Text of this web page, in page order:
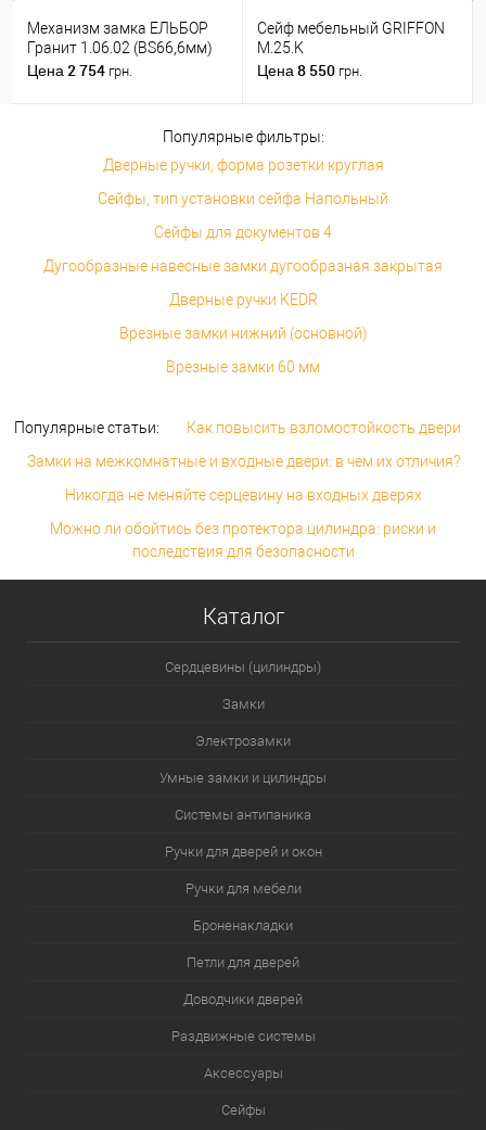
Механизм замка ЕЛЬБОР
Гранит 1.06.02 (BS66,6мм)
Цена 2 754 грн.
Сейф мебельный GRIFFON
M.25.K
Цена 8 550 грн.
Популярные фильтры:
Дверные ручки, форма розетки круглая
Сейфы, тип установки сейфа Напольный
Сейфы для документов 4
Дугообразные навесные замки дугообразная закрытая
Дверные ручки KEDR
Врезные замки нижний (основной)
Врезные замки 60 мм
Популярные статьи:
Как повысить взломостойкость двери
Замки на межкомнатные и входные двери: в чем их отличия?
Никогда не меняйте серцевину на входных дверях
Можно ли обойтись без протектора цилиндра: риски и
последствия для безопасности
Каталог
Сердцевины (цилиндры)
Замки
Электрозамки
Умные замки и цилиндры
Системы антипаника
Ручки для дверей и окон
Ручки для мебели
Броненакладки
Петли для дверей
Доводчики дверей
Раздвижные системы
Аксессуары
Сейфы